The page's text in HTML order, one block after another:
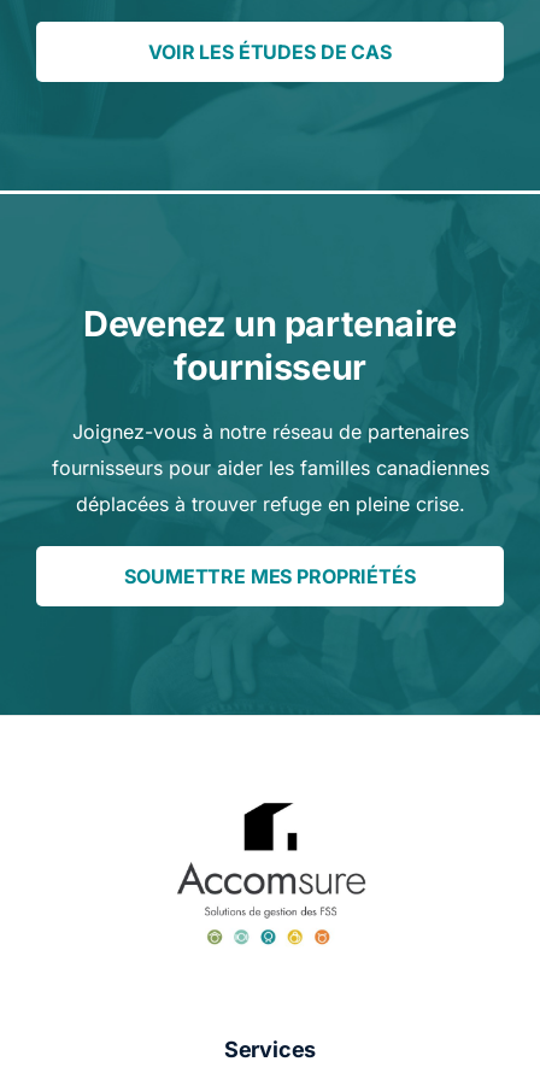
VOIR LES ÉTUDES DE CAS
Devenez un partenaire
fournisseur
Joignez-vous à notre réseau de partenaires
fournisseurs pour aider les familles canadiennes
déplacées à trouver refuge en pleine crise.
SOUMETTRE MES PROPRIÉTÉS
Services